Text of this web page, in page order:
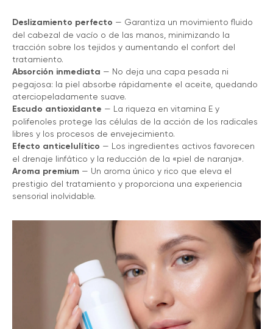
Deslizamiento perfecto — Garantiza un movimiento fluido
del cabezal de vacío o de las manos, minimizando la
tracción sobre los tejidos y aumentando el confort del
tratamiento.
Absorción inmediata — No deja una capa pesada ni
pegajosa: la piel absorbe rápidamente el aceite, quedando
aterciopeladamente suave.
Escudo antioxidante — La riqueza en vitamina E y
polifenoles protege las células de la acción de los radicales
libres y los procesos de envejecimiento.
Efecto anticelulítico — Los ingredientes activos favorecen
el drenaje linfático y la reducción de la «piel de naranja».
Aroma premium — Un aroma único y rico que eleva el
prestigio del tratamiento y proporciona una experiencia
sensorial inolvidable.